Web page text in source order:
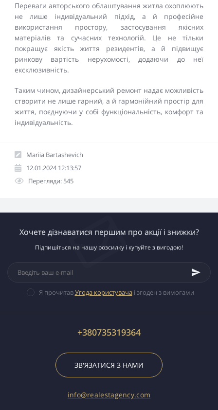
Переваги авторського облаштування житла охоплюють
не лише індивідуальний підхід, а й професійне
використання простору, застосування якісних
матеріалів та сучасних технологій. Це не тільки
покращує якість життя резидентів, а й підвищує
ринкову вартість нерухомості, додаючи до неї
ексклюзивність.
Таким чином, дизайнерський ремонт надає можливість
створити не лише гарний, а й гармонійний простір для
життя, поєднуючи у собі функціональність, комфорт та
індивідуальність.
Mariia Bartashevich
12.01.2024 12:13:57
Перегляди: 545
Хочете дізнаватися першим про акції і знижки?
Підпишіться на нашу розсилку і купуйте з вигодою!
Я прочитавУгода користувачаі згоден з вимогами
+380735319364
ЗВ'ЯЗАТИСЯ З НАМИ
info@realestagency.com